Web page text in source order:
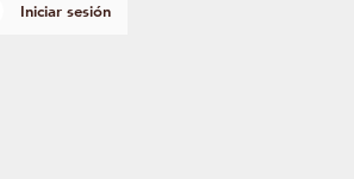
Iniciar sesión